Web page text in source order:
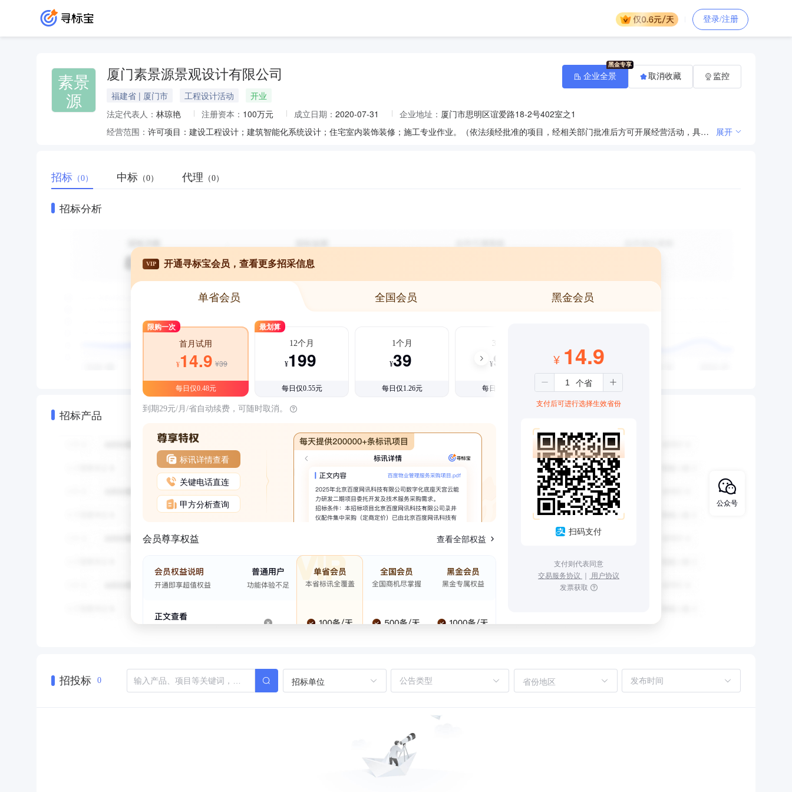
登录/注册
素景
源
厦门素景源景观设计有限公司
福建省 | 厦门市 工程设计活动
开业
法定代表人： 林琼艳 注册资本： 100万元 成立日期： 2020-07-31 企业地址： 厦门市思明区谊爱路18-2号402室之1
经营范围：
许可项目：建设工程设计；建筑智能化系统设计；住宅室内装饰装修；施工专业作业。（依法须经批准的项目，经相关部门批准后方可开展经营活动，具体经营项目以相关部门批准文件或许可证件为准）。一般项目：专业设计服务；图文设计制作；平面设计；园林绿化工程施工；土石方工程施工；对外承包工程；金属门窗工程施工。（除依法须经批准的项目外，凭营业执照依法自主开展经营活动）。 展开
企业全景 取消收藏 监控
招标 （0） 中标 （0） 代理 （0）
招标分析
招标产品
VIP 开通寻标宝会员，查看更多招采信息
单省会员 全国会员 黑金会员
限购一次
首月试用
¥14.9 ¥39
每日仅0.48元
最划算
12个月
¥199
每日仅0.55元
1个月
¥39
每日仅1.26元
3个月
¥99
每日仅1.08元
到期29元/月/省自动续费，可随时取消。
标讯详情查看
关键电话直连
甲方分析查询
会员尊享权益 查看全部权益
¥ 14.9
支付后可进行选择生效省份
扫码支付
支付则代表同意
交易服务协议 ｜ 用户协议
发票获取
招投标 0 招标单位 省份地区
公众号